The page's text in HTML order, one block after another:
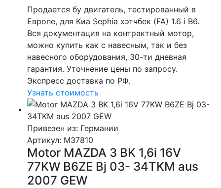
Продается бу двигатель, тестированный в
Европе, для Киа Sephia хэтчбек (FA) 1.6 i B6.
Вся документация на контрактный мотор,
можно купить как с навесным, так и без
навесного оборудования, 30-ти дневная
гарантия. Уточнение цены по запросу.
Экспресс доставка по РФ.
Узнать стоимость
Привезен из: Германии
Артикул: M37810
Motor MAZDA 3 BK 1,6i 16V
77KW B6ZE Bj 03- 34TKM aus
2007 GEW